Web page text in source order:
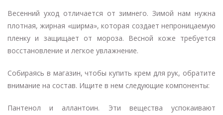
Весенний уход отличается от зимнего. Зимой нам нужна
плотная, жирная «ширма», которая создает непроницаемую
пленку и защищает от мороза. Весной коже требуется
восстановление и легкое увлажнение.
Собираясь в магазин, чтобы купить крем для рук, обратите
внимание на состав. Ищите в нем следующие компоненты:
Пантенол и аллантоин. Эти вещества успокаивают